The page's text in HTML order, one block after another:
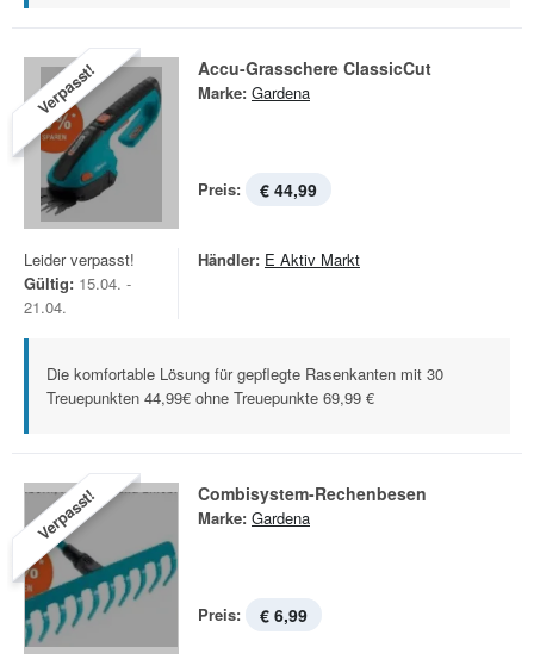
Verpasst! Accu-Grasschere ClassicCut
Marke: Gardena
Preis: € 44,99
Leider verpasst!
Gültig: 15.04. -
21.04.
Händler: E Aktiv Markt
Die komfortable Lösung für gepflegte Rasenkanten mit 30
Treuepunkten 44,99€ ohne Treuepunkte 69,99 €
Verpasst! Combisystem-Rechenbesen
Marke: Gardena
Preis: € 6,99